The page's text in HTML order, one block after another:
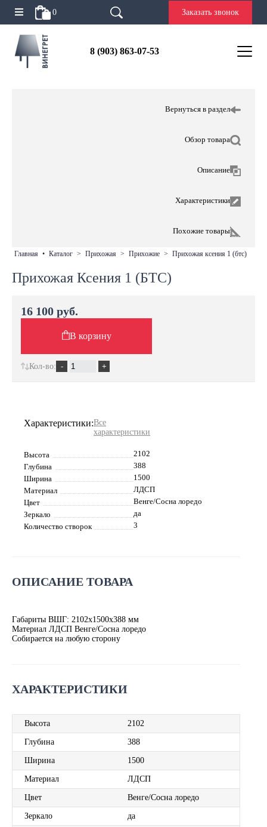
0 Заказать звонок
8 (903) 863-07-53
Вернуться в раздел
Обзор товара
Описание
Характеристики
Похожие товары
главная • каталог > прихожая > прихожие > прихожая ксения 1 (бтс)
Прихожая Ксения 1 (БТС)
Характеристики:Все
характеристики
Высота
2102
Глубина
388
Ширина
1500
Материал
ЛДСП
Цвет
Венге/Сосна лоредо
Зеркало
да
Количество створок
3
ОПИСАНИЕ ТОВАРА
Габариты ВШГ: 2102х1500х388 мм
Материал ЛДСП Венге/Сосна лоредо
Собирается на любую сторону
ХАРАКТЕРИСТИКИ
Высота 2102
Глубина 388
Ширина 1500
Материал ЛДСП
Цвет Венге/Сосна лоредо
Зеркало да
16 100 руб.
В корзину
Кол-во: